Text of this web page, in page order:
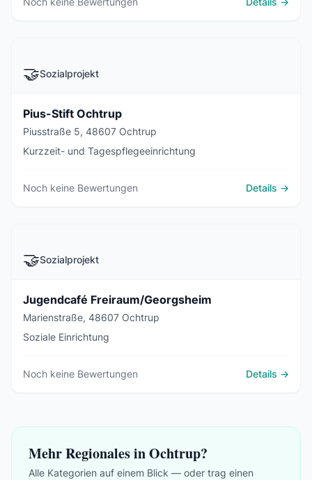
🤝Sozialprojekt
Pius-Stift Ochtrup
Piusstraße 5, 48607 Ochtrup
Kurzzeit- und Tagespflegeeinrichtung
Noch keine Bewertungen Details →
🤝Sozialprojekt
Jugendcafé Freiraum/Georgsheim
Marienstraße, 48607 Ochtrup
Soziale Einrichtung
Noch keine Bewertungen Details →
Mehr Regionales in Ochtrup?
Alle Kategorien auf einem Blick — oder trag einen